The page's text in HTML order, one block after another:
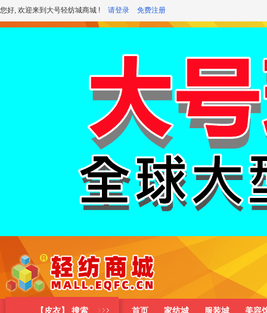
您好, 欢迎来到大号轻纺城商城 ! 请登录 免费注册
【皮衣】 搜索 首页 家纺城 服装城 美容